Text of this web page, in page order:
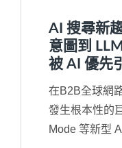
AI 搜尋新
意圖到
被 AI 優先
在B2B全球網
發生根本性的
Mode 等新型